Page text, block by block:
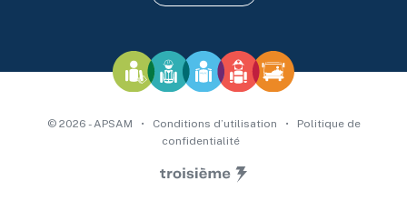
© 2026 - APSAM • Conditions d’utilisation •
Politique de
confidentialité